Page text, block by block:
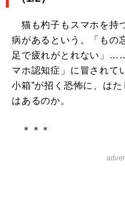
猫も杓子もスマホを持
病があるという。「もの
足で疲れがとれない」
マホ認知症」に冒されて
小箱”が招く恐怖に、は
はあるのか。
＊＊＊